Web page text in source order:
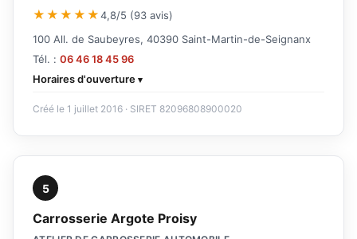
★★★★★4,8/5 (93 avis)
100 All. de Saubeyres, 40390 Saint-Martin-de-Seignanx
Tél. : 06 46 18 45 96
Horaires d'ouverture
Créé le 1 juillet 2016 · SIRET 82096808900020
5
Carrosserie Argote Proisy